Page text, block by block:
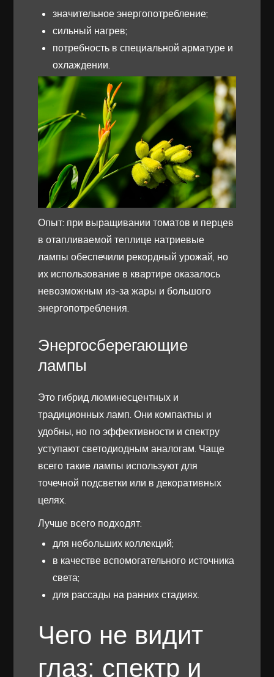
значительное энергопотребление;
сильный нагрев;
потребность в специальной арматуре и
охлаждении.
Опыт: при выращивании томатов и перцев
в отапливаемой теплице натриевые
лампы обеспечили рекордный урожай, но
их использование в квартире оказалось
невозможным из-за жары и большого
энергопотребления.
Энергосберегающие
лампы
Это гибрид люминесцентных и
традиционных ламп. Они компактны и
удобны, но по эффективности и спектру
уступают светодиодным аналогам. Чаще
всего такие лампы используют для
точечной подсветки или в декоративных
целях.
Лучше всего подходят:
для небольших коллекций;
в качестве вспомогательного источника
света;
для рассады на ранних стадиях.
Чего не видит
глаз: спектр и